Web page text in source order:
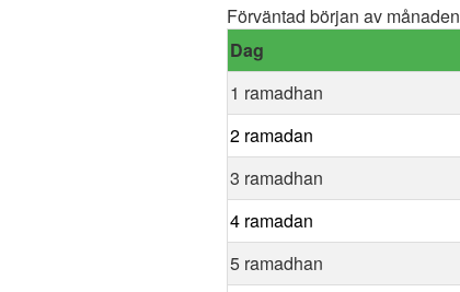
Förväntad början av månaden
Dag
1 ramadhan
2 ramadan
3 ramadhan
4 ramadan
5 ramadhan